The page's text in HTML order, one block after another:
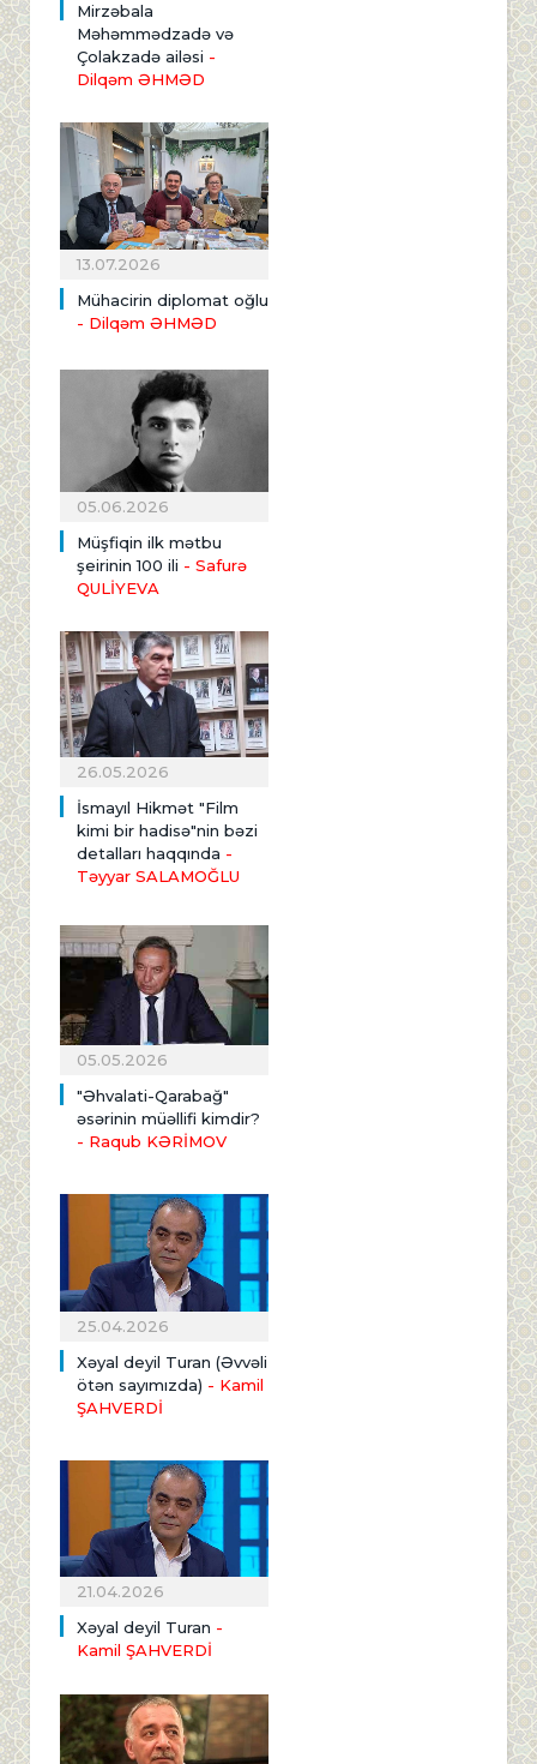
Mirzəbala
Məhəmmədzadə və
Çolakzadə ailəsi -
Dilqəm ƏHMƏD
13.07.2026
Mühacirin diplomat oğlu
- Dilqəm ƏHMƏD
05.06.2026
Müşfiqin ilk mətbu
şeirinin 100 ili - Safurə
QULİYEVA
26.05.2026
İsmayıl Hikmət "Film
kimi bir hadisə"nin bəzi
detalları haqqında -
Təyyar SALAMOĞLU
05.05.2026
"Əhvalati-Qarabağ"
əsərinin müəllifi kimdir?
- Raqub KƏRİMOV
25.04.2026
Xəyal deyil Turan (Əvvəli
ötən sayımızda) - Kamil
ŞAHVERDİ
21.04.2026
Xəyal deyil Turan -
Kamil ŞAHVERDİ